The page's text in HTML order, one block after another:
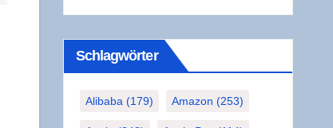
Schlag­wör­ter
Alibaba (179) Amazon (253)